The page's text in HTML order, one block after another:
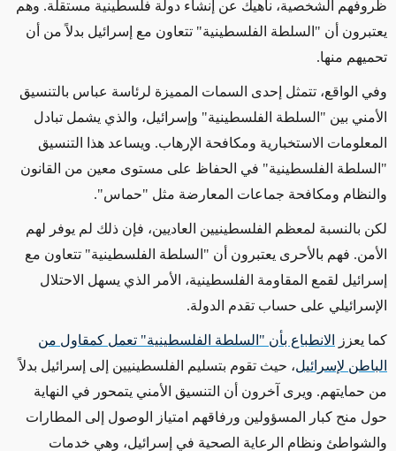
ظروفهم الشخصية، ناهيك عن إنشاء دولة فلسطينية مستقلة. وهم
يعتبرون أن "السلطة الفلسطينية" تتعاون مع إسرائيل بدلاً من أن
تحميهم منها.
وفي الواقع، تتمثل إحدى السمات المميزة لرئاسة عباس بالتنسيق
الأمني ​​بين "السلطة الفلسطينية" وإسرائيل، والذي يشمل تبادل
المعلومات الاستخبارية ومكافحة الإرهاب. ويساعد هذا التنسيق
"السلطة الفلسطينية" في الحفاظ على مستوى معين من القانون
والنظام ومكافحة جماعات المعارضة مثل "حماس".
لكن بالنسبة لمعظم الفلسطينيين العاديين، فإن ذلك لم يوفر لهم
الأمن. فهم بالأحرى يعتبرون أن "السلطة الفلسطينية" تتعاون مع
إسرائيل لقمع المقاومة الفلسطينية، الأمر الذي يسهل الاحتلال
الإسرائيلي على حساب تقدم الدولة.
كما يعزز
الانطباع بأن "السلطة الفلسطينية" تعمل كمقاول من
الباطن لإسرائيل، حيث تقوم بتسليم الفلسطينيين إلى إسرائيل بدلاً
من حمايتهم. ويرى آخرون أن التنسيق الأمني ​​يتمحور في النهاية
حول منح كبار المسؤولين ورفاقهم امتياز الوصول إلى المطارات
والشواطئ ونظام الرعاية الصحية في إسرائيل، وهي خدمات